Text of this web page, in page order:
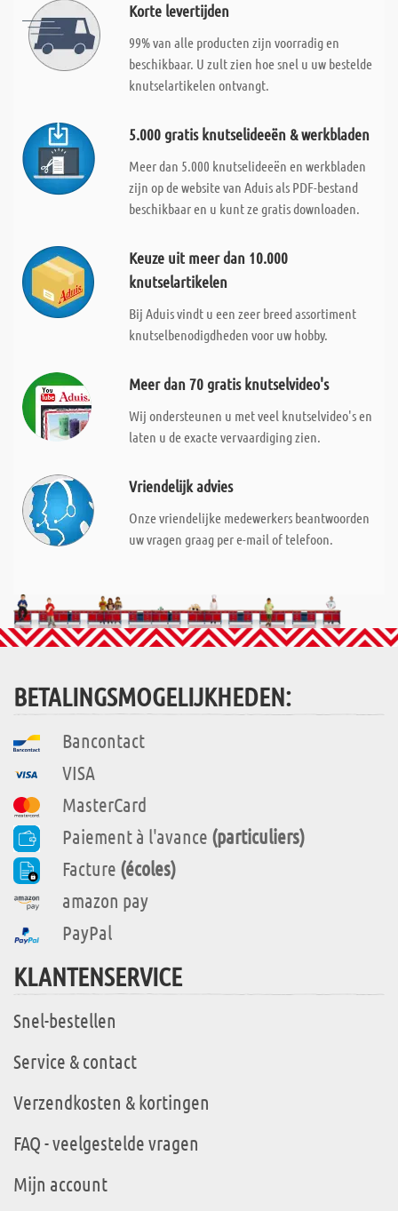
Korte levertijden
99% van alle producten zijn voorradig en
beschikbaar. U zult zien hoe snel u uw bestelde
knutselartikelen ontvangt.
5.000 gratis knutselideeën & werkbladen
Meer dan 5.000 knutselideeën en werkbladen
zijn op de website van Aduis als PDF-bestand
beschikbaar en u kunt ze gratis downloaden.
Keuze uit meer dan 10.000
knutselartikelen
Bij Aduis vindt u een zeer breed assortiment
knutselbenodigdheden voor uw hobby.
Meer dan 70 gratis knutselvideo's
Wij ondersteunen u met veel knutselvideo's en
laten u de exacte vervaardiging zien.
Vriendelijk advies
Onze vriendelijke medewerkers beantwoorden
uw vragen graag per e-mail of telefoon.
BETALINGSMOGELIJKHEDEN:
Bancontact
VISA
MasterCard
Paiement à l'avance (particuliers)
Facture (écoles)
amazon pay
PayPal
KLANTENSERVICE
Snel-bestellen
Service & contact
Verzendkosten & kortingen
FAQ - veelgestelde vragen
Mijn account